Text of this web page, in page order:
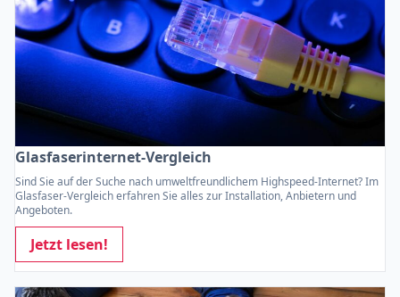
Glasfaserinternet-Vergleich
Sind Sie auf der Suche nach umweltfreundlichem Highspeed-Internet? Im
Glasfaser-Vergleich erfahren Sie alles zur Installation, Anbietern und
Angeboten.
Jetzt lesen!